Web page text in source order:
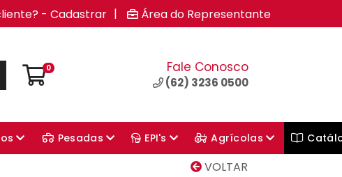
- Cadastrar | Área do Representante
0 Fale Conosco
(62) 3236 0500
Pesadas EPI's Agrícolas
VOLTAR